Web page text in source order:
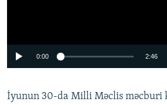
0:00 2:46
İyunun 30-da Milli Məclis məcburi